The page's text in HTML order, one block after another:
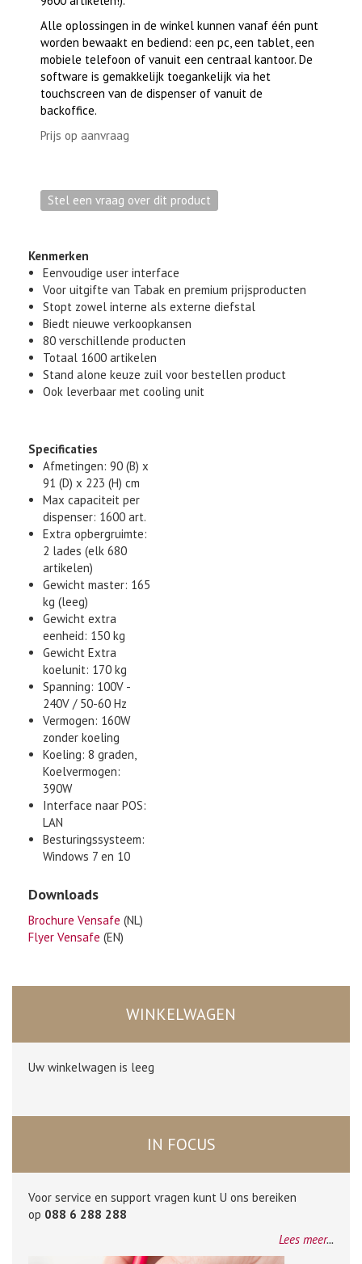
Alle oplossingen in de winkel kunnen vanaf één punt
worden bewaakt en bediend: een pc, een tablet, een
mobiele telefoon of vanuit een centraal kantoor. De
software is gemakkelijk toegankelijk via het
touchscreen van de dispenser of vanuit de
backoffice.
Prijs op aanvraag
Kenmerken
Eenvoudige user interface
Voor uitgifte van Tabak en premium prijsproducten
Stopt zowel interne als externe diefstal
Biedt nieuwe verkoopkansen
80 verschillende producten
Totaal 1600 artikelen
Stand alone keuze zuil voor bestellen product
Ook leverbaar met cooling unit
Specificaties
Afmetingen: 90 (B) x
91 (D) x 223 (H) cm
Max capaciteit per
dispenser: 1600 art.
Extra opbergruimte:
2 lades (elk 680
artikelen)
Gewicht master: 165
kg (leeg)
Gewicht extra
eenheid: 150 kg
Gewicht Extra
koelunit: 170 kg
Spanning: 100V -
240V / 50-60 Hz
Vermogen: 160W
zonder koeling
Koeling: 8 graden,
Koelvermogen:
390W
Interface naar POS:
LAN
Besturingssysteem:
Windows 7 en 10
Downloads
Brochure Vensafe (NL)
Flyer Vensafe (EN)
WINKELWAGEN
Uw winkelwagen is leeg
IN FOCUS
Voor service en support vragen kunt U ons bereiken
op 088 6 288 288
Lees meer...